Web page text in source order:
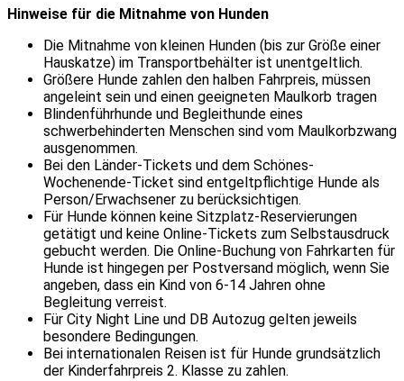
Hinweise für die Mitnahme von Hunden
Die Mitnahme von kleinen Hunden (bis zur Größe einer
Hauskatze) im Transportbehälter ist unentgeltlich.
Größere Hunde zahlen den halben Fahrpreis, müssen
angeleint sein und einen geeigneten Maulkorb tragen
Blindenführhunde und Begleithunde eines
schwerbehinderten Menschen sind vom Maulkorbzwang
ausgenommen.
Bei den Länder-Tickets und dem Schönes-
Wochenende-Ticket sind entgeltpflichtige Hunde als
Person/Erwachsener zu berücksichtigen.
Für Hunde können keine Sitzplatz-Reservierungen
getätigt und keine Online-Tickets zum Selbstausdruck
gebucht werden. Die Online-Buchung von Fahrkarten für
Hunde ist hingegen per Postversand möglich, wenn Sie
angeben, dass ein Kind von 6-14 Jahren ohne
Begleitung verreist.
Für City Night Line und DB Autozug gelten jeweils
besondere Bedingungen.
Bei internationalen Reisen ist für Hunde grundsätzlich
der Kinderfahrpreis 2. Klasse zu zahlen.